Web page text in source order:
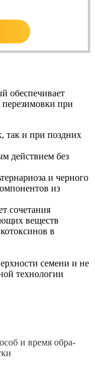
обеспечивает
при
так и при поздних
действием без
и черного
из
сочетания
веществ
в
семени и не
технологии
и вре­мя об­ра­